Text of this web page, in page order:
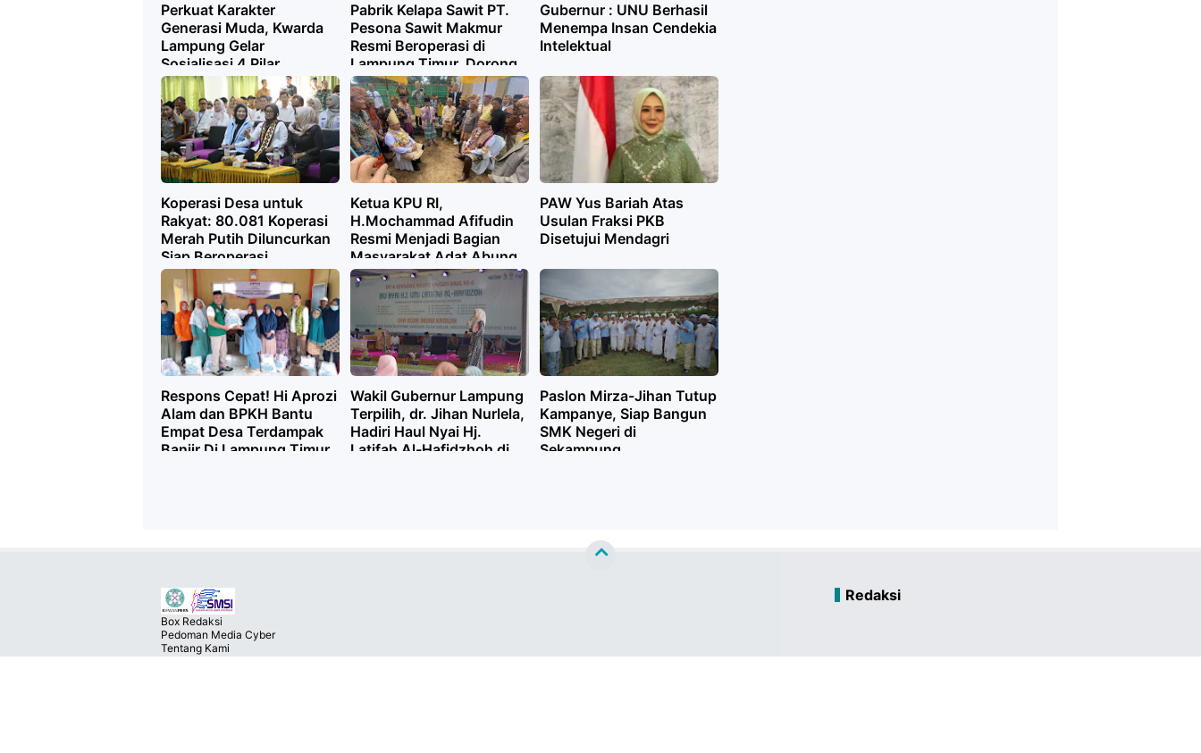
Perkuat Karakter
Generasi Muda, Kwarda
Lampung Gelar
Sosialisasi 4 Pilar
Kebangsaan
Pabrik Kelapa Sawit PT.
Pesona Sawit Makmur
Resmi Beroperasi di
Lampung Timur, Dorong
Penyerapan Tenaga Kerja
dan Perkuat
Perekonomian Daerah
Gubernur : UNU Berhasil
Menempa Insan Cendekia
Intelektual
Koperasi Desa untuk
Rakyat: 80.081 Koperasi
Merah Putih Diluncurkan
Siap Beroperasi
Ketua KPU RI,
H.Mochammad Afifudin
Resmi Menjadi Bagian
Masyarakat Adat Abung
Siwo Migo ,Gelar Tuan
Suttan Pemimpin Negara
PAW Yus Bariah Atas
Usulan Fraksi PKB
Disetujui Mendagri
Respons Cepat! Hi Aprozi
Alam dan BPKH Bantu
Empat Desa Terdampak
Banjir Di Lampung Timur
Wakil Gubernur Lampung
Terpilih, dr. Jihan Nurlela,
Hadiri Haul Nyai Hj.
Latifah Al-Hafidzhoh di
Paslon Mirza-Jihan Tutup
Kampanye, Siap Bangun
SMK Negeri di
Sekampung
Box Redaksi
Pedoman Media Cyber
Tentang Kami
Redaksi